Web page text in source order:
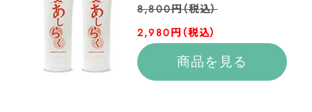
8,800円（税込）
2,980円（税込）
商品を見る